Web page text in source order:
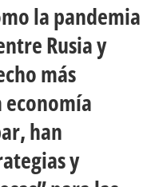
la pandemia
Rusia y
más
han
y